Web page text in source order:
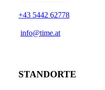
+43 5442 62778
­info@time.at
STANDORTE